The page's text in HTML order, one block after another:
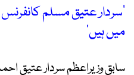
’سردار عتیق مسلم
میں ہیں‘
سابق وزیراعظم سردار عتیق